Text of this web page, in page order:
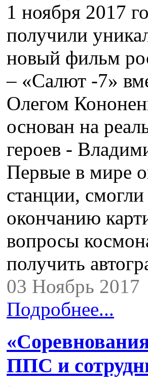
1 ноября 2017
получили
новый фильм
– «Салют -7»
Олегом
основан на
героев -
Первые в мире
станции,
окончанию
вопросы
получить
03 Ноябрь 2017
Подробнее...
ППС и